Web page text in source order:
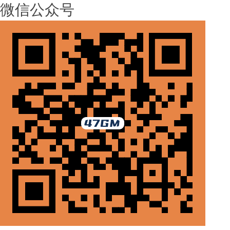
微信公众号